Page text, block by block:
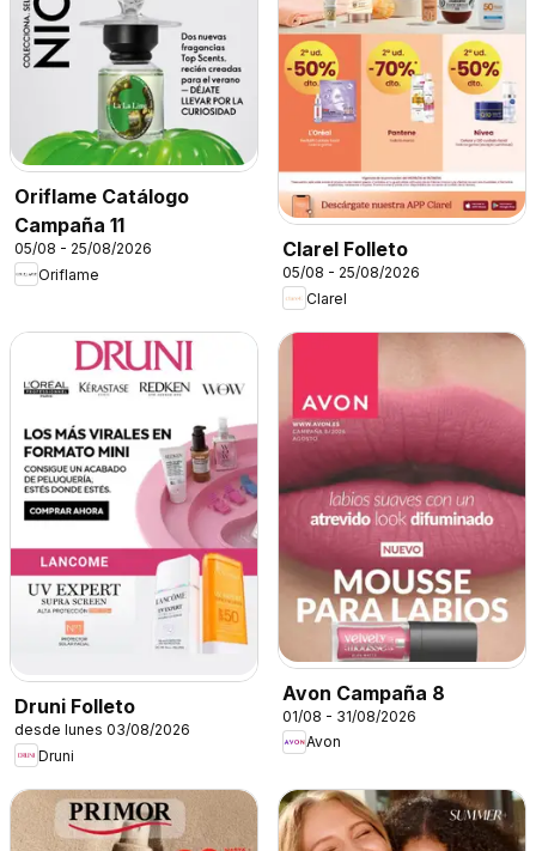
Oriflame Catálogo
Campaña 11
05/08 - 25/08/2026
Oriflame
Clarel Folleto
05/08 - 25/08/2026
Clarel
Druni Folleto
desde lunes 03/08/2026
Druni
Avon Campaña 8
01/08 - 31/08/2026
Avon